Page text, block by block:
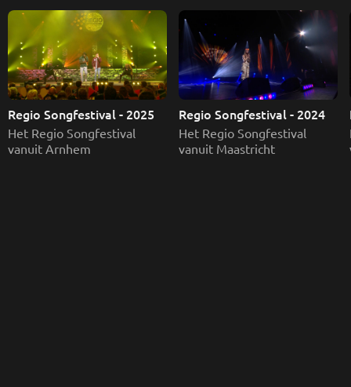
Regio Songfestival - 2025
Het Regio Songfestival
vanuit Arnhem
Regio Songfestival - 2024
Het Regio Songfestival
vanuit Maastricht